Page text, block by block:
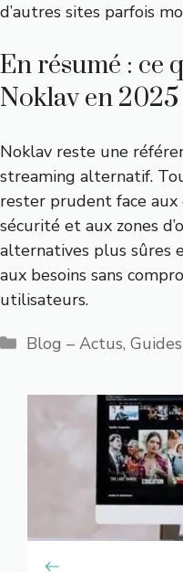
d’autres sites parfois
En résumé : ce
Noklav en 2025
Noklav reste une
streaming alternatif.
rester prudent face aux
sécurité et aux zones
alternatives plus sûres
aux besoins sans
utilisateurs.
Catégories
Blog – Actus,